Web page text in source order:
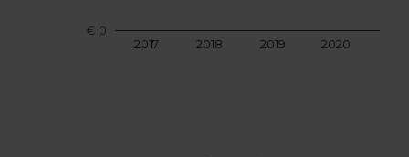
2017 2018 2019 2020
€ 0